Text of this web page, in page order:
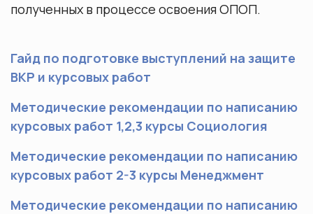
Порядок прикрепления для подготовки
диссертации и сдачи кандидатских экзаменов
полученных в процессе освоения ОПОП.
Гайд по подготовке выступлений на защите
ВКР и курсовых работ
Методические рекомендации по написанию
курсовых работ 1,2,3 курсы Социология
Методические рекомендации по написанию
курсовых работ 2-3 курсы Менеджмент
Методические рекомендации по написанию